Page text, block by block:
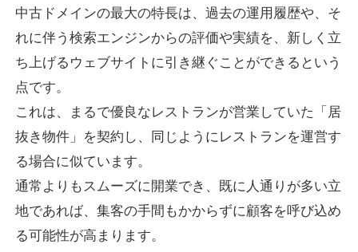
詳細を見る
ジャンルエンターテイメント
37
10,800円
box-cafe.jp
ジャンル 飲食
DA37 外部リンク数
中古ドメインの最大の特長は、過去の運用履歴や、そ
れに伴う検索エンジンからの評価や実績を、新しく立
ち上げるウェブサイトに引き継ぐことができるという
点です。
これは、まるで優良なレストランが営業していた「居
抜き物件」を契約し、同じようにレストランを運営す
る場合に似ています。
通常よりもスムーズに開業でき、既に人通りが多い立
地であれば、集客の手間もかからずに顧客を呼び込め
る可能性が高まります。